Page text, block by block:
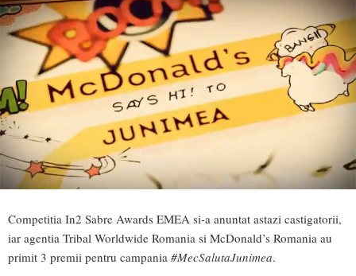
Competitia In2 Sabre Awards EMEA si-a anuntat astazi castigatorii,
iar agentia Tribal Worldwide Romania si McDonald’s Romania au
primit 3 premii pentru campania #MecSalutaJunimea.